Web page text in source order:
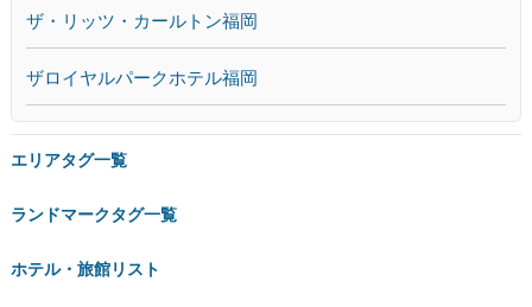
ザ・リッツ・カールトン福岡
ザロイヤルパークホテル福岡
エリアタグ一覧
ランドマークタグ一覧
ホテル・旅館リスト